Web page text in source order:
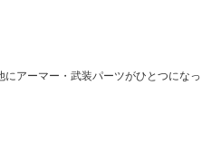
アーマー・武装パーツがひとつになっ